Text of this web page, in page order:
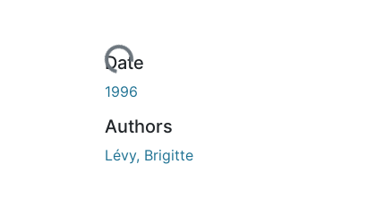
de chargement...
Date
1996
Authors
Lévy, Brigitte